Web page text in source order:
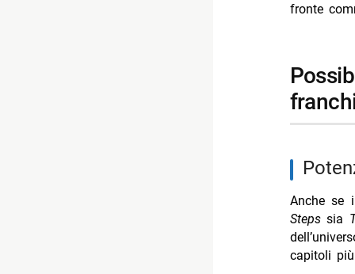
fronte
possibilità di rilancio e sviluppi futuri per i
Anche se
Stepssia
capitoli